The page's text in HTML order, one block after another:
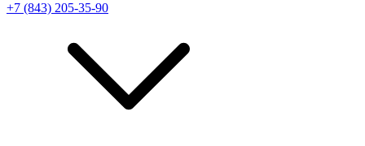
+7 (843) 205-35-90